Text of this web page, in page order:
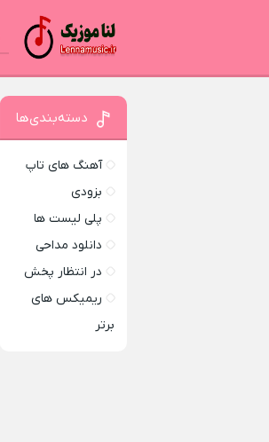
دسته‌بندی‌ها
آهنگ های تاپ
بزودی
پلی لیست ها
دانلود مداحی
در انتظار پخش
ریمیکس های
برتر